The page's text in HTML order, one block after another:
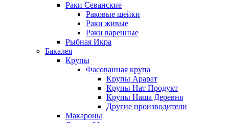
Раки Севанские
Раковые шейки
Раки живые
Раки варенные
Рыбная Икра
Бакалея
Крупы
Фасованная крупа
Крупы Арарат
Крупы Нат Продукт
Крупы Наша Деревня
Другие производители
Макароны